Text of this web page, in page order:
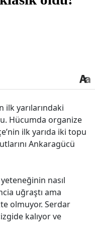
ilk yarılarındaki
Hücumda organize
ilk yarıda iki topu
Ankaragücü
nasıl
uğraştı ama
olmuyor. Serdar
kalıyor ve